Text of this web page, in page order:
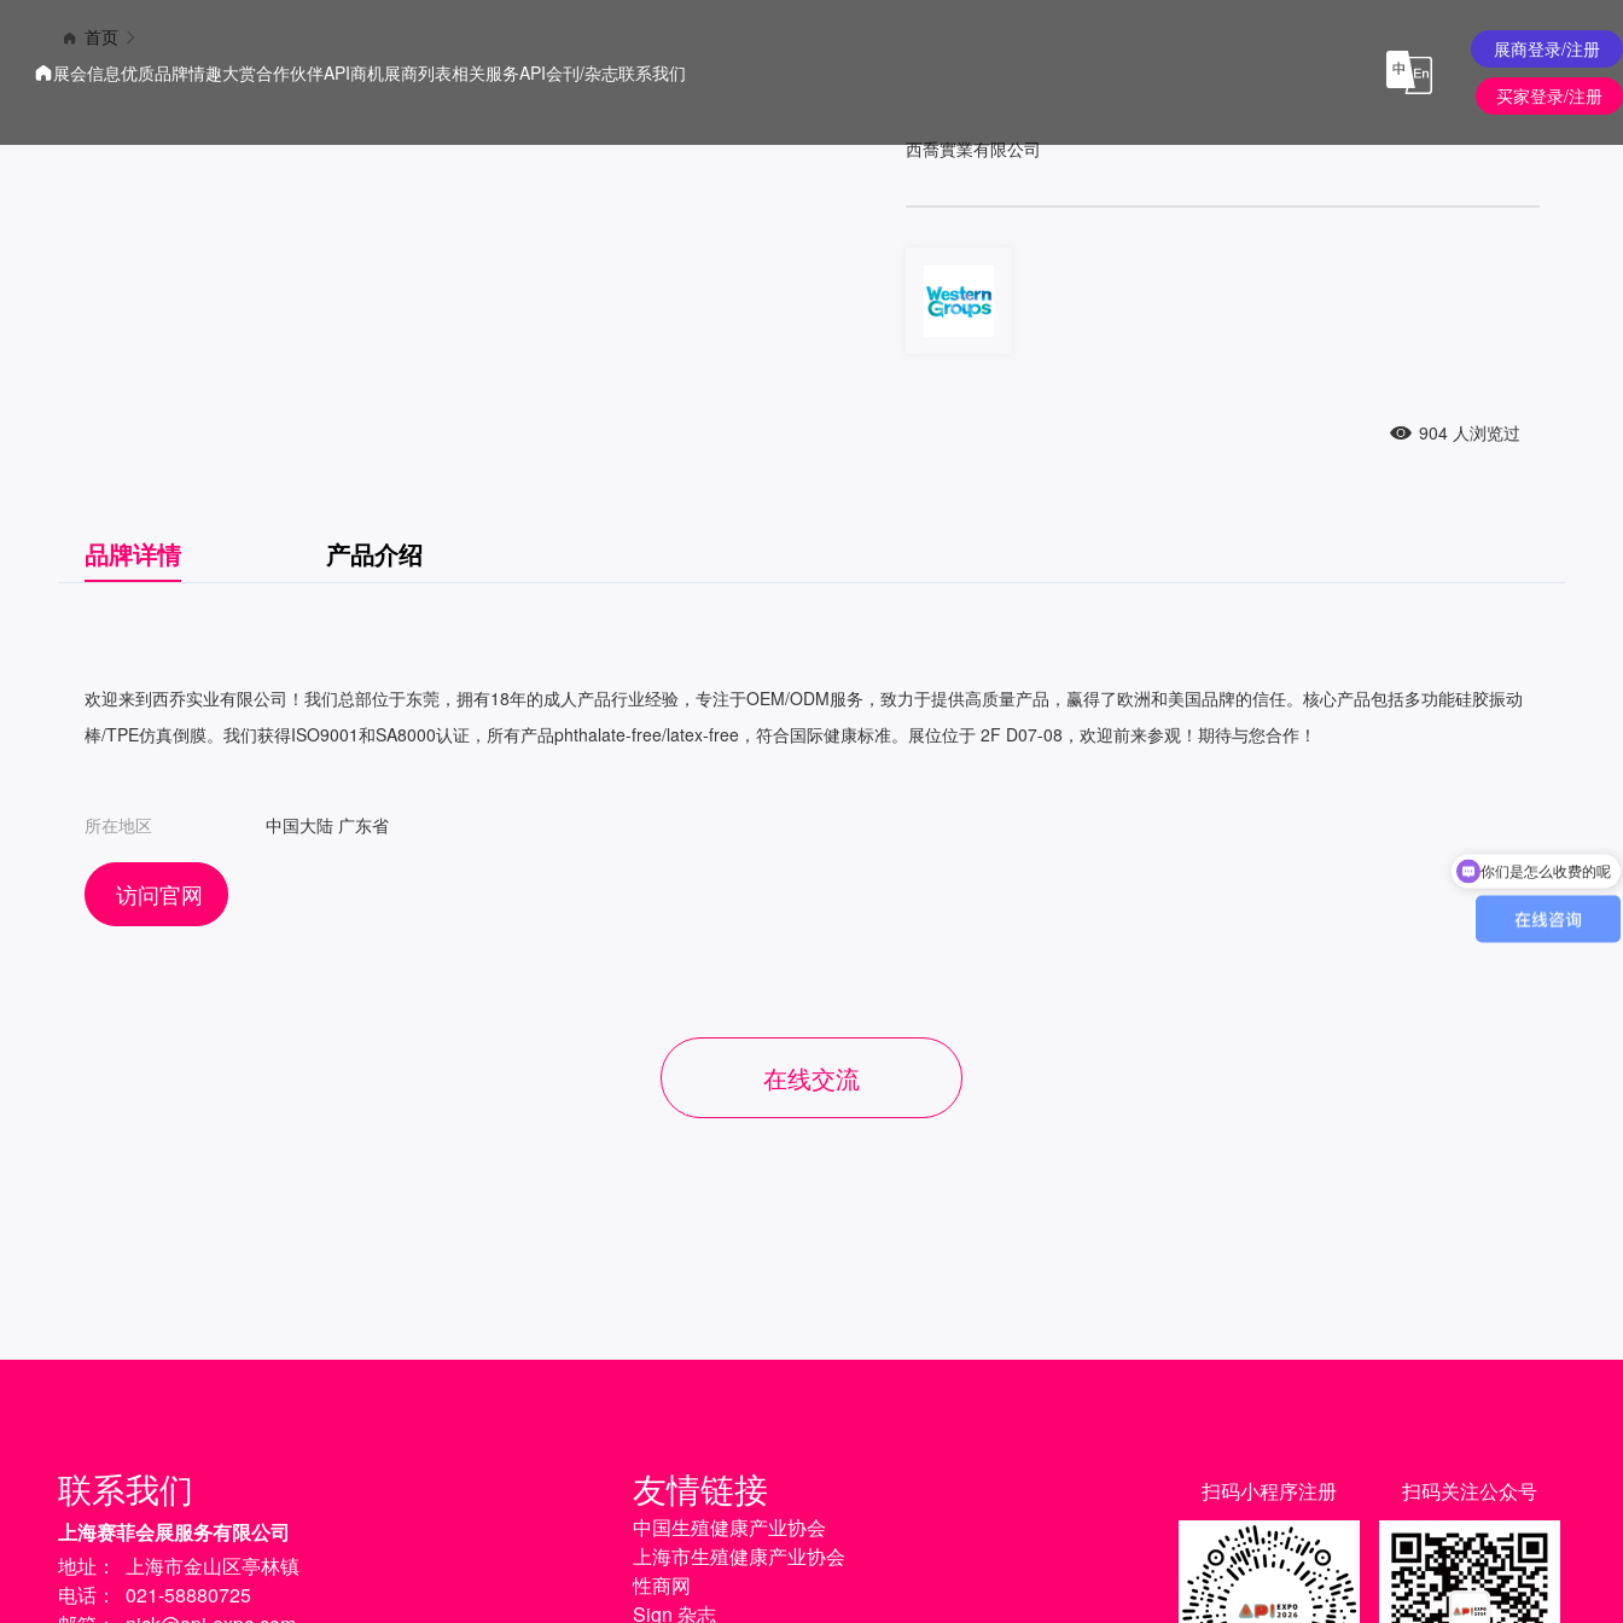
展会信息优质品牌情趣大赏合作伙伴API商机展商列表相关服务API会刊/杂志联系我们
展商登录/注册
买家登录/注册
首页
西喬實業有限公司
904 人浏览过
品牌详情 产品介绍
欢迎来到西乔实业有限公司！我们总部位于东莞，拥有18年的成人产品行业经验，专注于OEM/ODM服务，致力于提供高质量产品，赢得了欧洲和美国品牌的信任。核心产品包括多功能硅胶振动
棒/TPE仿真倒膜。我们获得ISO9001和SA8000认证，所有产品phthalate-free/latex-free，符合国际健康标准。展位位于 2F D07-08，欢迎前来参观！期待与您合作！
所在地区 中国大陆 广东省
访问官网
在线交流
联系我们
上海赛菲会展服务有限公司
地址：
上海市金山区亭林镇
电话：
021-58880725
友情链接
中国生殖健康产业协会
上海市生殖健康产业协会
性商网
Sign 杂志
扫码小程序注册 扫码关注公众号
你们是怎么收费的呢